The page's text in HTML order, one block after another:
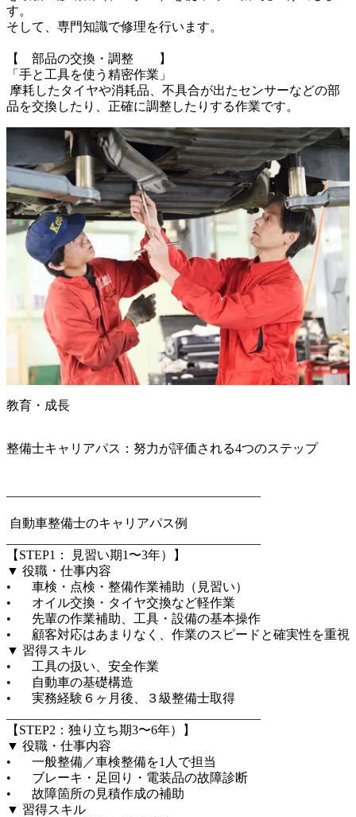
す。
そして、専門知識で修理を行います。
【　部品の交換・調整	】
「手と工具を使う精密作業」
品を交換したり、正確に調整したりする作業です。
教育・成長
整備士キャリアパス：努力が評価される4つのステップ
【STEP1： 見習い期1〜3年）】
▼ 役職・仕事内容
•	車検・点検・整備作業補助（見習い）
•	オイル交換・タイヤ交換など軽作業
•	先輩の作業補助、工具・設備の基本操作
•	顧客対応はあまりなく、作業のスピードと確実性を重視
▼ 習得スキル
•	工具の扱い、安全作業
•	自動車の基礎構造
•	実務経験６ヶ月後、３級整備士取得
【STEP2：独り立ち期3〜6年）】
▼ 役職・仕事内容
•	一般整備／車検整備を1人で担当
•	ブレーキ・足回り・電装品の故障診断
•	故障箇所の見積作成の補助
▼ 習得スキル